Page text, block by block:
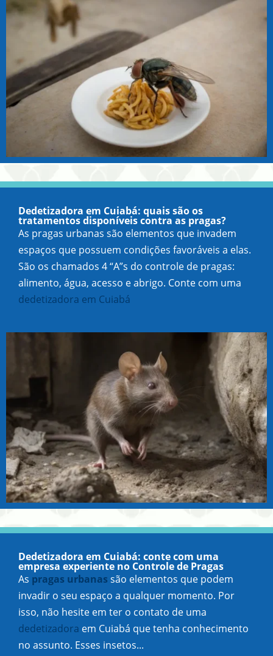
Dedetizadora em Cuiabá: quais são os
tratamentos disponíveis contra as pragas?
As pragas urbanas são elementos que invadem
espaços que possuem condições favoráveis a elas.
São os chamados 4 “A”s do controle de pragas:
alimento, água, acesso e abrigo. Conte com uma
dedetizadora em Cuiabá
Dedetizadora em Cuiabá: conte com uma
empresa experiente no Controle de Pragas
As pragas urbanas são elementos que podem
invadir o seu espaço a qualquer momento. Por
isso, não hesite em ter o contato de uma
dedetizadora em Cuiabá que tenha conhecimento
no assunto. Esses insetos...